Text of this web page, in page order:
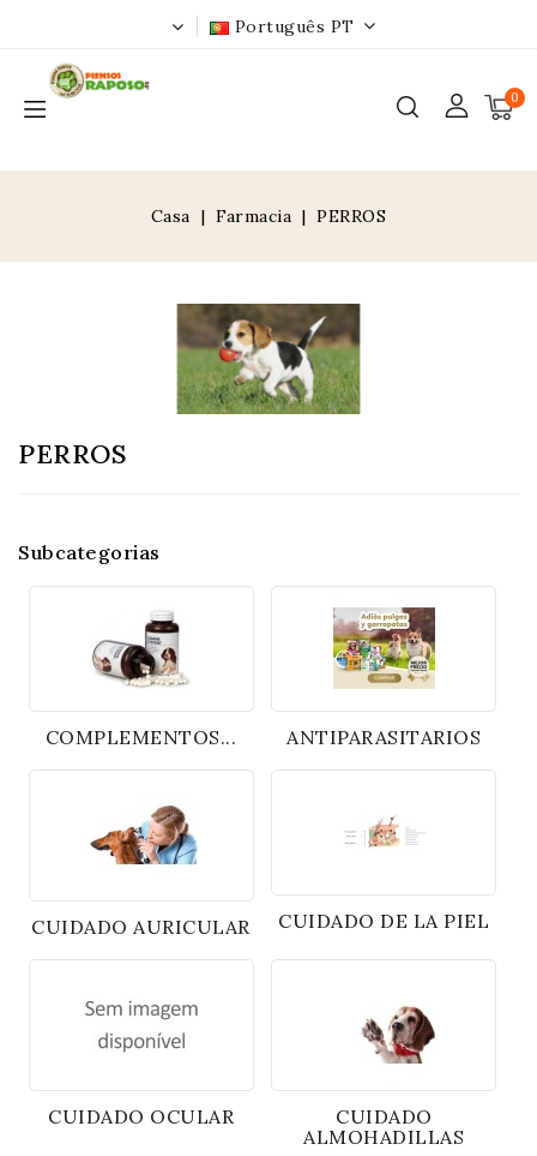
Português PT
0
Casa Farmacia PERROS
PERROS
Subcategorias
COMPLEMENTOS... ANTIPARASITARIOS
CUIDADO AURICULAR CUIDADO DE LA PIEL
CUIDADO OCULAR
CUIDADO
ALMOHADILLAS